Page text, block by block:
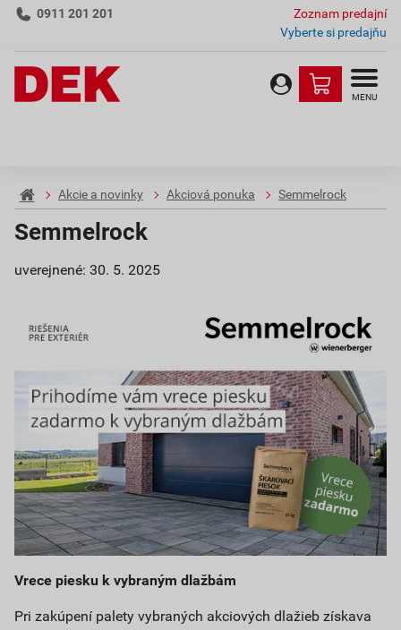
0911 201 201
Zoznam predajní
Vyberte si predajňu
MENU
Akcie a novinky Akciová ponuka Semmelrock
Semmelrock
uverejnené: 30. 5. 2025
Vrece piesku k vybraným dlažbám
Pri zakúpení palety vybraných akciových dlažieb získava